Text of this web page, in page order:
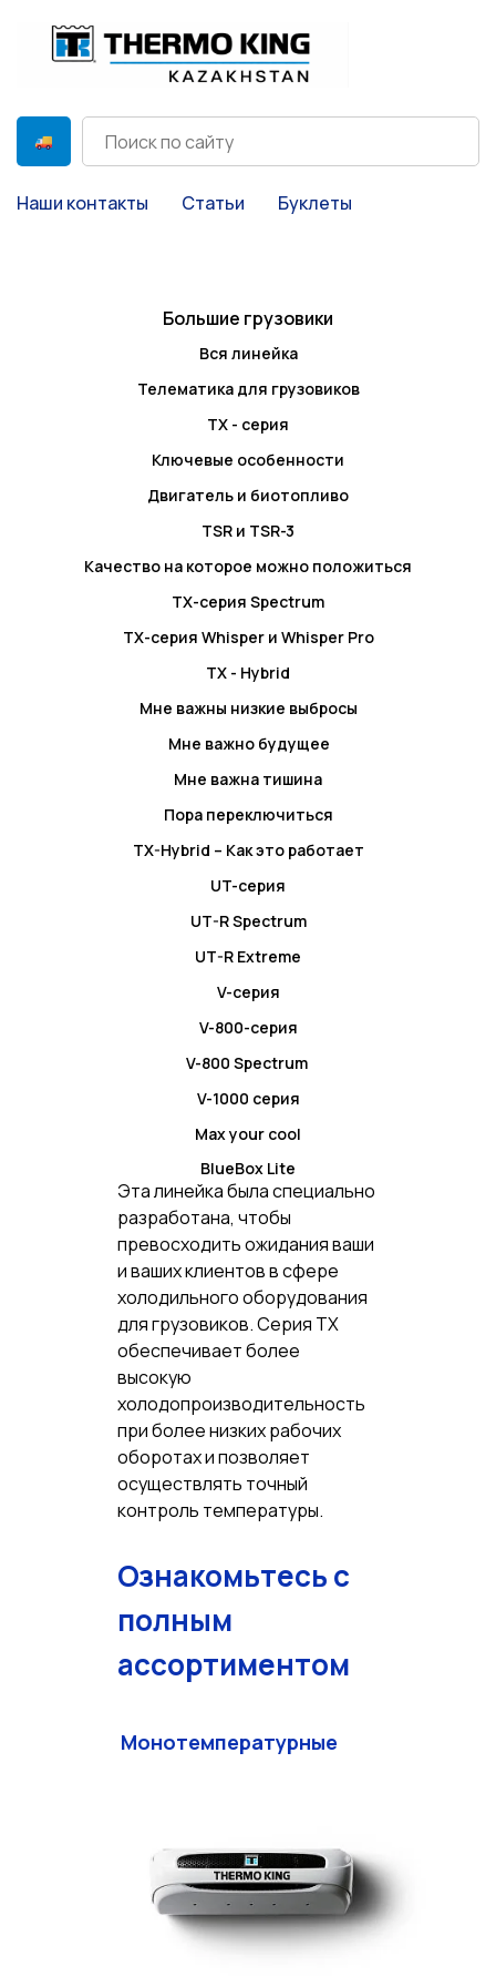
Наши контакты Статьи Буклеты
Монотемпературные
Эта линейка была специально
разработана, чтобы
превосходить ожидания ваши
и ваших клиентов в сфере
холодильного оборудования
для грузовиков. Серия TX
обеспечивает более
высокую
холодопроизводительность
при более низких рабочих
оборотах и позволяет
осуществлять точный
контроль температуры.
Ознакомьтесь с
полным
ассортиментом
Большие грузовики
Вся линейка
Телематика для грузовиков
TX - серия
TX - Hybrid
UT-R Spectrum
UT-R Extreme
V-серия
V-800-серия
V-800 Spectrum
V-1000 серия
Max your cool
BlueBox Lite
UT-серия
Мне важна тишина
Пора переключиться
TX-Hybrid – Как это работает
Мне важно будущее
Мне важны низкие выбросы
Двигатель и биотопливо
TSR и TSR-3
Качество на которое можно положиться
TX-серия Spectrum
TX-серия Whisper и Whisper Pro
Ключевые особенности